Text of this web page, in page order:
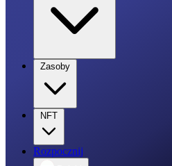
Zasoby
NFT
Rozpocznij